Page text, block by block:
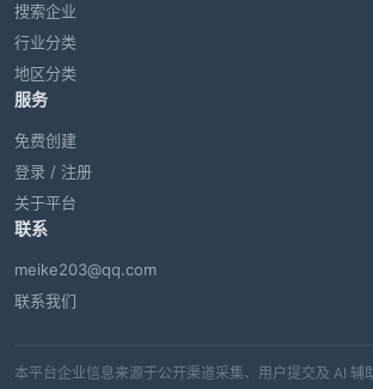
搜索企业
行业分类
地区分类
服务
免费创建
登录 / 注册
关于平台
联系
meike203@qq.com
联系我们
本平台企业信息来源于公开渠道采集、用户提交及 AI 辅